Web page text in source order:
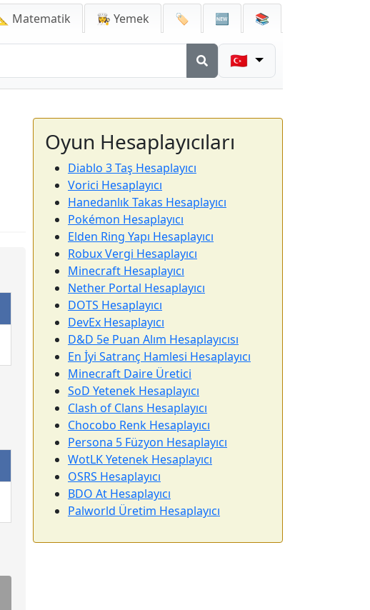
Matematik 👩‍🍳 Yemek 🏷️ 🆕 📚
🇹🇷
Oyun Hesaplayıcıları
Diablo 3 Taş Hesaplayıcı
Vorici Hesaplayıcı
Hanedanlık Takas Hesaplayıcı
Pokémon Hesaplayıcı
Elden Ring Yapı Hesaplayıcı
Robux Vergi Hesaplayıcı
Minecraft Hesaplayıcı
Nether Portal Hesaplayıcı
DOTS Hesaplayıcı
DevEx Hesaplayıcı
D&D 5e Puan Alım Hesaplayıcısı
En İyi Satranç Hamlesi Hesaplayıcı
Minecraft Daire Üretici
SoD Yetenek Hesaplayıcı
Clash of Clans Hesaplayıcı
Chocobo Renk Hesaplayıcı
Persona 5 Füzyon Hesaplayıcı
WotLK Yetenek Hesaplayıcı
OSRS Hesaplayıcı
BDO At Hesaplayıcı
Palworld Üretim Hesaplayıcı